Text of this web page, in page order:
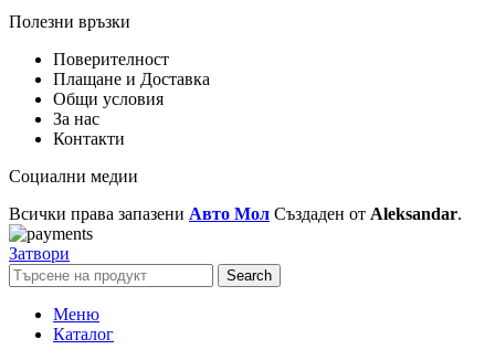
Полезни връзки
Поверителност
Плащане и Доставка
Общи условия
За нас
Контакти
Социални медии
Всички права запазени Авто Мол Създаден от Aleksandar.
Затвори
Search
Меню
Каталог